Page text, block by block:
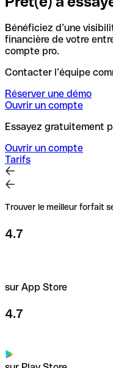
Bénéficiez d’une
financière de votre
compte pro.
Contacter l’équipe
Réserver une démo
Ouvrir un compte
Essayez gratuitement
Ouvrir un compte
Tarifs
Trouver le meilleur forfait
4.7
sur App Store
4.7